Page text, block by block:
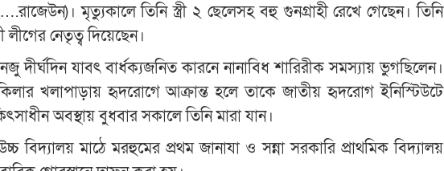
মৃত্যুকালে তিনি স্ত্রী ২ ছেলেসহ বহু গুনগ্রাহী রেখে গেছেন। তিনি
লীগের নেতৃত্ব দিয়েছেন।
যাবৎ বার্ধক্যজনিত কারনে নানাবিধ শারিরীক সমস্যায় ভুগছিলেন।
খলাপাড়ায় হৃদরোগে আক্রান্ত হলে তাকে জাতীয় হৃদরোগ ইনিস্টিউটে
অবস্থায় বুধবার সকালে তিনি মারা যান।
বিদ্যালয় মাঠে মরহুমের প্রথম জানাযা ও সন্না সরকারি প্রাথমিক বিদ্যালয়